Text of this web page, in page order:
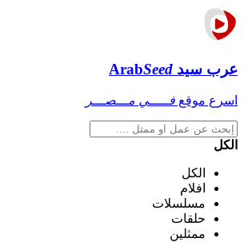
عرب سيد ArabSeed
اسرع موقع فـــــي مـــصـــر
الكل
الكل
افلام
مسلسلات
حلقات
ممثلين